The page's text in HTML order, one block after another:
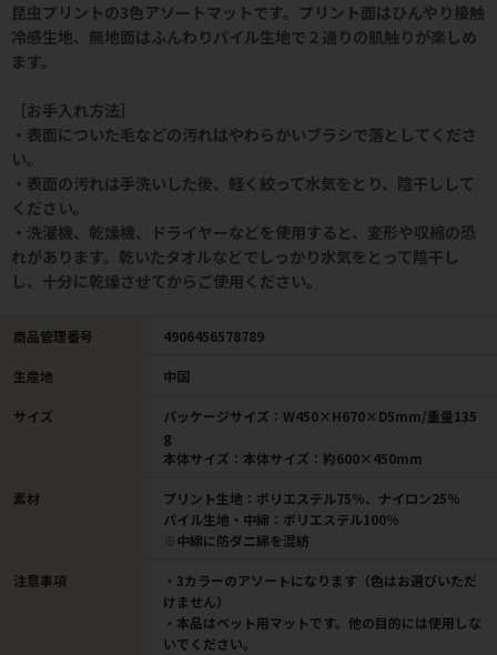
昆虫プリントの3色アソートマットです。プリント面はひんやり接触
冷感生地、無地面はふんわりパイル生地で２通りの肌触りが楽しめ
ます。
［お手入れ方法］
・表面についた毛などの汚れはやわらかいブラシで落としてくださ
い。
・表面の汚れは手洗いした後、軽く絞って水気をとり、陰干しして
ください。
・洗濯機、乾燥機、ドライヤーなどを使用すると、変形や収縮の恐
れがあります。乾いたタオルなどでしっかり水気をとって陰干し
し、十分に乾燥させてからご使用ください。
商品管理番号 4906456578789
生産地 中国
サイズ
パッケージサイズ：W450×H670×D5mm/重量135
g
本体サイズ：本体サイズ：約600×450mm
素材
プリント生地：ポリエステル75％、ナイロン25％
パイル生地・中綿：ポリエステル100％
※中綿に防ダニ綿を混紡
注意事項
・3カラーのアソートになります（色はお選びいただ
けません）
・本品はペット用マットです。他の目的には使用しな
いでください。